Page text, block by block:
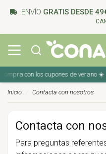
ENVÍO GRATIS DESDE
con los cupones de verano ☀️
Inicio Contacta con nosotros
Contacta con
Para preguntas